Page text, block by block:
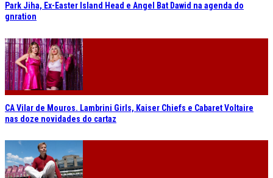
Park Jiha, Ex-Easter Island Head e Angel Bat Dawid na agenda do
gnration
CA Vilar de Mouros. Lambrini Girls, Kaiser Chiefs e Cabaret Voltaire
nas doze novidades do cartaz